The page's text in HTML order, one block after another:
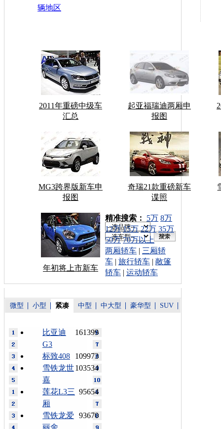
辆地区
2011年重磅中级车
汇总
起亚福瑞迪两厢申
报图
MG3跨界版新车申
报图
奇瑞21款重磅新车
谍照
年初将上市新车
车型搜索：
精准搜索： 5万 8万
12万 15万 22万 35万
50万 70万以上
两厢轿车 | 三厢轿
车 | 旅行轿车 | 敞篷
轿车 | 运动轿车
微型 小型 紧凑 中型 中大型 豪华型 SUV
161399
比亚迪
G3
109973
标致408
103534
雪铁龙世
嘉
95654
莲花L3三
厢
93670
雪铁龙爱
丽舍